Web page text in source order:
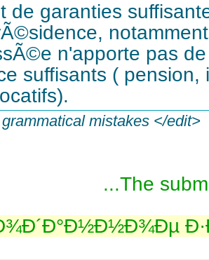
de garanties
n'apporte pas
suffisants (
mistakes </edit>